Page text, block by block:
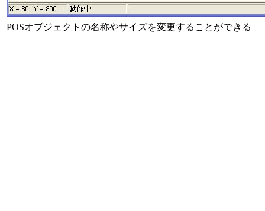
POSオブジェクトの名称やサイズを変更することができる